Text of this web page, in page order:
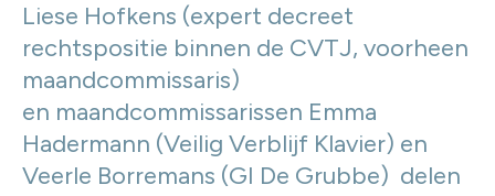
Liese Hofkens (expert decreet
rechtspositie binnen de CVTJ, voorheen
maandcommissaris)
en maandcommissarissen Emma
Hadermann (Veilig Verblijf Klavier) en
Veerle Borremans (GI De Grubbe) delen